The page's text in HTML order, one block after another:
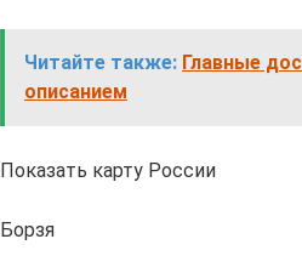
Читайте также: Главные
описанием
Показать карту России
Борзя